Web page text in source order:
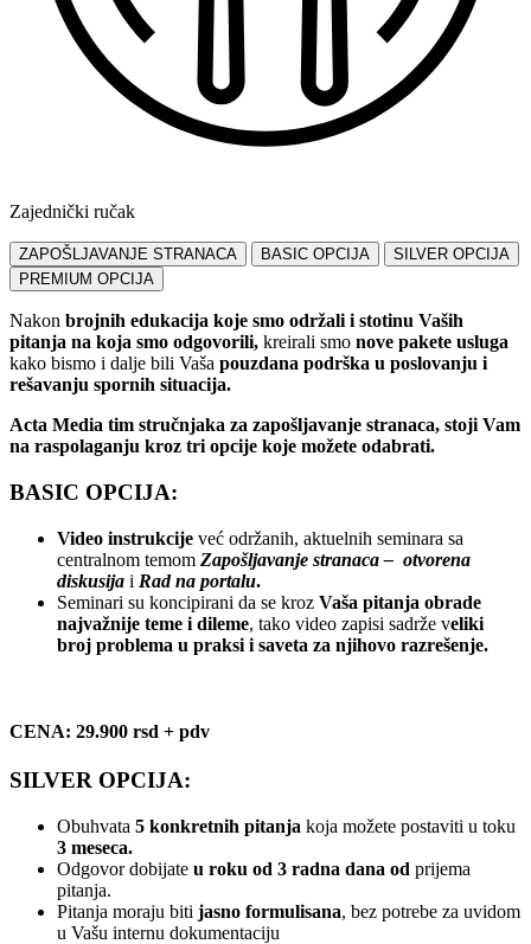
Zajednički ručak
ZAPOŠLJAVANJE STRANACA BASIC OPCIJA
SILVER OPCIJA
PREMIUM OPCIJA
Nakon brojnih edukacija koje smo održali i stotinu Vaših
pitanja na koja smo odgovorili, kreirali smo nove pakete usluga
kako bismo i dalje bili Vaša pouzdana podrška u poslovanju i
rešavanju spornih situacija.
Acta Media tim stručnjaka za zapošljavanje stranaca, stoji Vam
na raspolaganju kroz tri opcije koje možete odabrati.
BASIC OPCIJA:
Video instrukcije već održanih, aktuelnih seminara sa
centralnom temom Zapošljavanje stranaca – otvorena
diskusija i Rad na portalu.
Seminari su koncipirani da se kroz Vaša pitanja obrade
najvažnije teme i dileme, tako video zapisi sadrže veliki
broj problema u praksi i saveta za njihovo razrešenje.
CENA: 29.900 rsd + pdv
SILVER OPCIJA:
Obuhvata 5 konkretnih pitanja koja možete postaviti u toku
3 meseca.
Odgovor dobijate u roku od 3 radna dana od prijema
pitanja.
Pitanja moraju biti jasno formulisana, bez potrebe za uvidom
u Vašu internu dokumentaciju